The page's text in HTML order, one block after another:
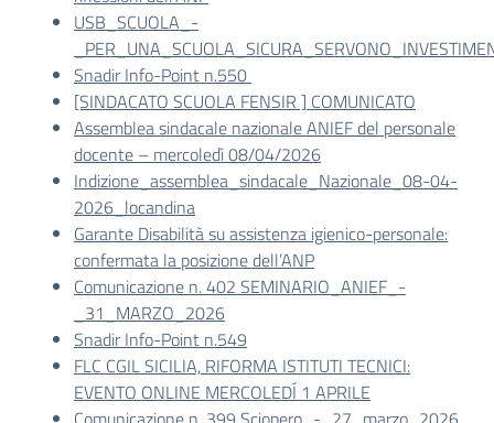
USB_SCUOLA_-
Snadir Info-Point n.550
[SINDACATO SCUOLA FENSIR ] COMUNICATO
Assemblea sindacale nazionale ANIEF del personale
docente – mercoledì 08/04/2026
Indizione_assemblea_sindacale_Nazionale_08-04-
2026_locandina
Garante Disabilità su assistenza igienico-personale:
confermata la posizione dell’ANP
Comunicazione n. 402 SEMINARIO_ANIEF_-
_31_MARZO_2026
Snadir Info-Point n.549
FLC CGIL SICILIA, RIFORMA ISTITUTI TECNICI:
EVENTO ONLINE MERCOLEDÍ 1 APRILE